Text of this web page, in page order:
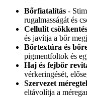
Bőrfiatalítás -
rugalmasságát és
Cellulit
és javítja a bőr
Bőrtextúra és
pigmentfoltok és
Haj és fejbőr
vérkeringését,
Szervezet
eltávolítja a